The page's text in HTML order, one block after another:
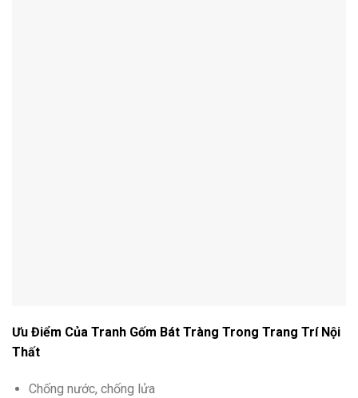
Ưu Điểm Của Tranh Gốm Bát Tràng Trong Trang Trí Nội
Thất
Chống nước, chống lửa